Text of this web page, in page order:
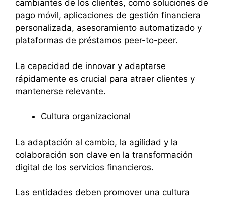
cambiantes de los clientes, como soluciones de
pago móvil, aplicaciones de gestión financiera
personalizada, asesoramiento automatizado y
plataformas de préstamos peer-to-peer.
La capacidad de innovar y adaptarse
rápidamente es crucial para atraer clientes y
mantenerse relevante.
Cultura organizacional
La adaptación al cambio, la agilidad y la
colaboración son clave en la transformación
digital de los servicios financieros.
Las entidades deben promover una cultura